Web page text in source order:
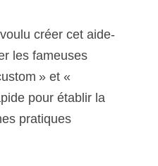
créer cet aide-
les fameuses
» et «
pour établir la
pratiques